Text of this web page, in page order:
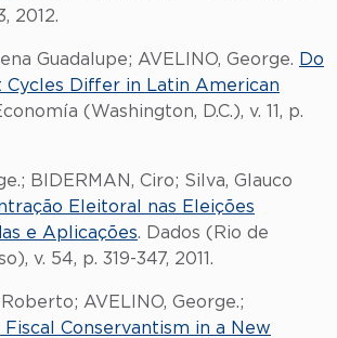
2012.
Guadalupe; AVELINO, George. Do
Cycles Differ in Latin American
(Washington, D.C.), v. 11, p.
BIDERMAN, Ciro; Silva, Glauco
Eleitoral nas Eleições
e Aplicações. Dados (Rio de
v. 54, p. 319-347, 2011.
AVELINO, George.;
Fiscal Conservantism in a New